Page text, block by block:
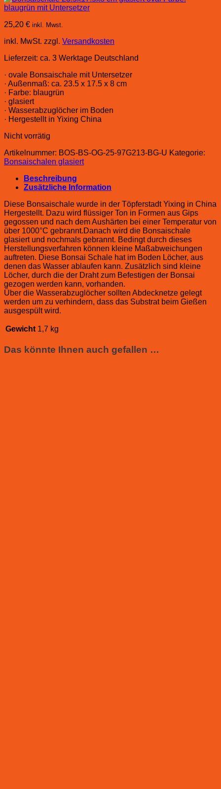
25,20 € inkl. Mwst.
inkl. MwSt. zzgl. Versandkosten
Lieferzeit: ca. 3 Werktage Deutschland
· ovale Bonsaischale mit Untersetzer
· Außenmaß: ca. 23.5 x 17.5 x 8 cm
· Farbe: blaugrün
· glasiert
· Wasserabzuglöcher im Boden
· Hergestellt in Yixing China
Nicht vorrätig
Artikelnummer: BOS-BS-OG-25-97G213-BG-U Kategorie:
Bonsaischalen glasiert
Beschreibung
Zusätzliche Information
Diese Bonsaischale wurde in der Töpferstadt Yixing in China
Hergestellt. Dazu wird flüssiger Ton in Formen aus Gips
gegossen und nach dem Aushärten bei einer Temperatur von
über 1000°C gebrannt.Danach wird die Bonsaischale
glasiert und nochmals gebrannt. Bedingt durch dieses
Herstellungsverfahren können kleine Maßabweichungen
auftreten. Diese Bonsai Schale hat im Boden Löcher, aus
denen das Wasser ablaufen kann. Zusätzlich sind kleine
Löcher, durch die der Draht zum Befestigen der Bonsai
gezogen werden kann, vorhanden.
Über die Wasserabzuglöcher sollten Abdecknetze gelegt
werden um zu verhindern, dass das Substrat beim Gießen
ausgespült wird.
Gewicht 1,7 kg
Das könnte Ihnen auch gefallen …